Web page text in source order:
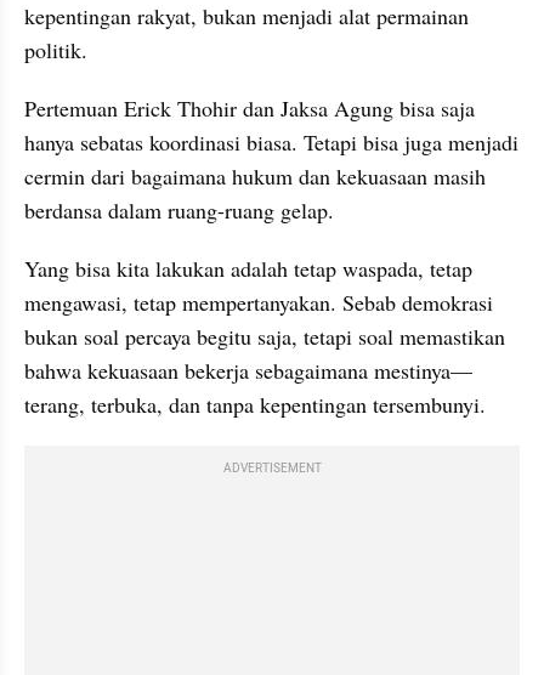
kepentingan rakyat, bukan menjadi alat permainan
politik.
Pertemuan Erick Thohir dan Jaksa Agung bisa saja
hanya sebatas koordinasi biasa. Tetapi bisa juga menjadi
cermin dari bagaimana hukum dan kekuasaan masih
berdansa dalam ruang-ruang gelap.
Yang bisa kita lakukan adalah tetap waspada, tetap
mengawasi, tetap mempertanyakan. Sebab demokrasi
bukan soal percaya begitu saja, tetapi soal memastikan
bahwa kekuasaan bekerja sebagaimana mestinya—
terang, terbuka, dan tanpa kepentingan tersembunyi.
ADVERTISEMENT